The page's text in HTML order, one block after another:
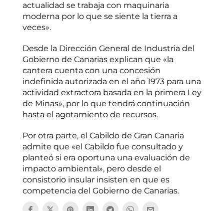
actualidad se trabaja con maquinaria
moderna por lo que se siente la tierra a
veces».
Desde la Dirección General de Industria del
Gobierno de Canarias explican que «la
cantera cuenta con una concesión
indefinida autorizada en el año 1973 para una
actividad extractora basada en la primera Ley
de Minas», por lo que tendrá continuación
hasta el agotamiento de recursos.
Por otra parte, el Cabildo de Gran Canaria
admite que «el Cabildo fue consultado y
planteó si era oportuna una evaluación de
impacto ambiental», pero desde el
consistorio insular insisten en que es
competencia del Gobierno de Canarias.